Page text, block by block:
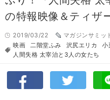
の特報映像＆ティザ
2019/03/22
マガジンサミッ
映画
二階堂ふみ 沢尻エリカ 小
人間失格 太宰治と3人の女たち